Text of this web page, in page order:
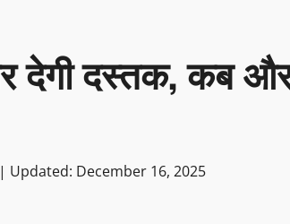
देगी दस्तक, कब
Updated: December 16, 2025